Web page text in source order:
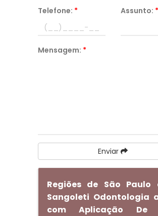
Telefone: * Assunto: *
Mensagem: *
Enviar
Regiões de São Paulo
Sangoleti Odontologia
com Aplicação De